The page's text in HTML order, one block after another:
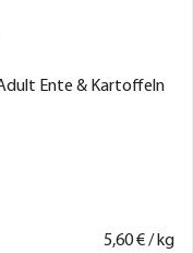
Ente & Kartoffeln
5,60€ / kg